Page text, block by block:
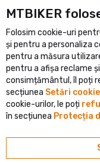
mare portal de ciclism
RO
Cautare
homenavigate_nextComponente navigate_next
Ritchey
Mânere Ritchey
4.4/5 (4
MTBIKER
Folosim cookie-uri
și pentru a personaliza
pentru a măsura
pentru a afișa reclame
consimțământul, îl poți
secțiunea Setări cookie
cookie-urilor, le poți
în secțiunea Protecția